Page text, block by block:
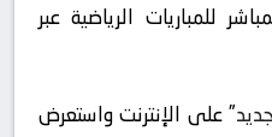
للمباريات الرياضية عبر
” على الإنترنت واستعرض